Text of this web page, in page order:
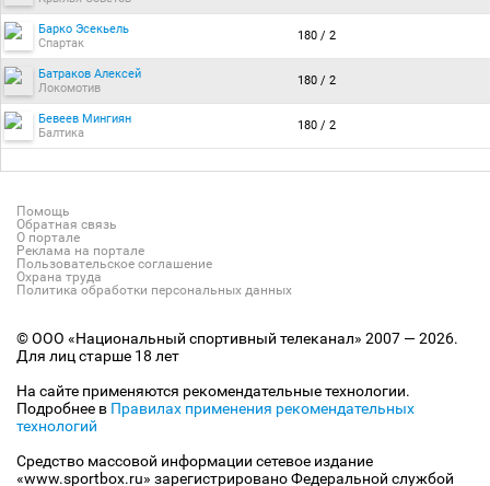
Барко Эсекьель
Спартак
180 / 2
Батраков Алексей
Локомотив
180 / 2
Бевеев Мингиян
Балтика
180 / 2
Помощь
Обратная связь
О портале
Реклама на портале
Пользовательское соглашение
Охрана труда
Политика обработки персональных данных
© ООО «Национальный спортивный телеканал» 2007 — 2026.
Для лиц старше 18 лет
На сайте применяются рекомендательные технологии.
Подробнее в Правилах применения рекомендательных
технологий
Средство массовой информации сетевое издание
«www.sportbox.ru» зарегистрировано Федеральной службой